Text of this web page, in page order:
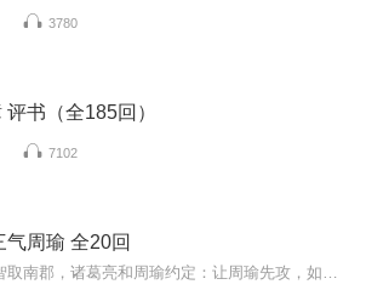
3780
评书（全185回）
7102
气周瑜 全20回